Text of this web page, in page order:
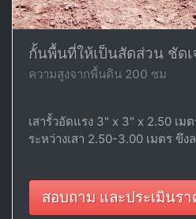
กั้นพื้นที่ให้เป็นสัดส่วน ชัด
ความสูงจากพื้นดิน 200 ซม
เสารั้วอัดแรง 3" x 3" x 2.50 เม
ระหว่างเสา 2.50-3.00 เมตร ขึ
สอบถาม และประเมินร